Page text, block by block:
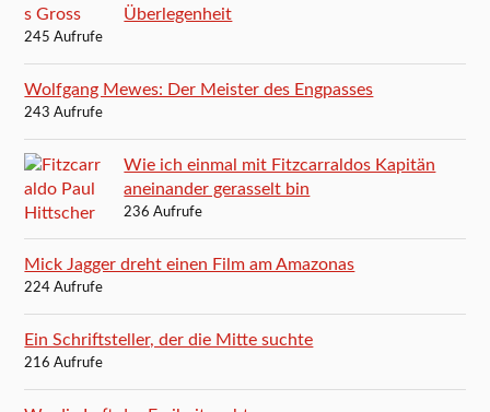
Überlegenheit
245 Aufrufe
Wolfgang Mewes: Der Meister des Engpasses
243 Aufrufe
Wie ich einmal mit Fitzcarraldos Kapitän
aneinander gerasselt bin
236 Aufrufe
Mick Jagger dreht einen Film am Amazonas
224 Aufrufe
Ein Schriftsteller, der die Mitte suchte
216 Aufrufe